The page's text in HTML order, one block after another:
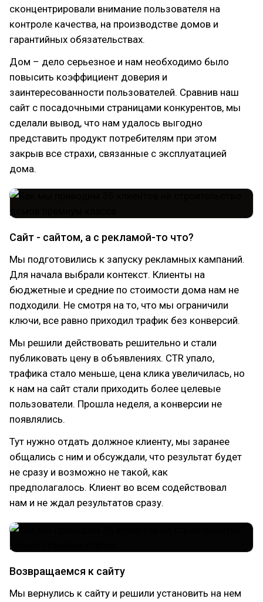
сконцентрировали внимание пользователя на
контроле качества, на производстве домов и
гарантийных обязательствах.
Дом – дело серьезное и нам необходимо было
повысить коэффициент доверия и
заинтересованности пользователей. Сравнив наш
сайт с посадочными страницами конкурентов, мы
сделали вывод, что нам удалось выгодно
представить продукт потребителям при этом
закрыв все страхи, связанные с эксплуатацией
дома.
Сайт - сайтом, а с рекламой-то что?
Мы подготовились к запуску рекламных кампаний.
Для начала выбрали контекст. Клиенты на
бюджетные и средние по стоимости дома нам не
подходили. Не смотря на то, что мы ограничили
ключи, все равно приходил трафик без конверсий.
Мы решили действовать решительно и стали
публиковать цену в объявлениях. CTR упало,
трафика стало меньше, цена клика увеличилась, но
к нам на сайт стали приходить более целевые
пользователи. Прошла неделя, а конверсии не
появлялись.
Тут нужно отдать должное клиенту, мы заранее
общались с ним и обсуждали, что результат будет
не сразу и возможно не такой, как
предполагалось. Клиент во всем содействовал
нам и не ждал результатов сразу.
Возвращаемся к сайту
Мы вернулись к сайту и решили установить на нем